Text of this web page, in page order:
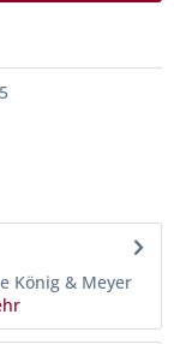
König & Meyer